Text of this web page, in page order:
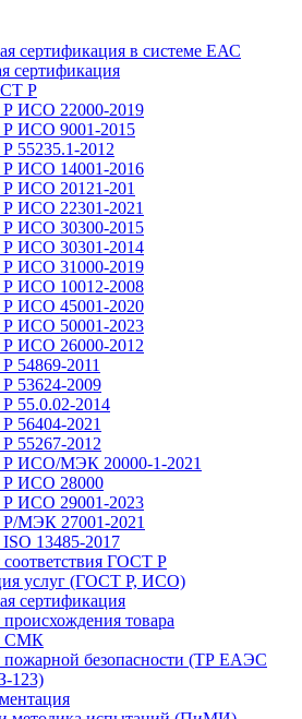
сертификация в системе ЕАС
сертификация
Р
ИСО 22000-2019
ИСО 9001-2015
55235.1-2012
ИСО 14001-2016
ИСО 20121-201
ИСО 22301-2021
ИСО 30300-2015
ИСО 30301-2014
ИСО 31000-2019
ИСО 10012-2008
ИСО 45001-2020
ИСО 50001-2023
ИСО 26000-2012
54869-2011
53624-2009
55.0.02-2014
56404-2021
55267-2012
ИСО/МЭК 20000-1-2021
ИСО 28000
ИСО 29001-2023
МЭК 27001-2021
13485-2017
ГОСТ Р
услуг (ГОСТ Р, ИСО)
сертификация
товара
СМК
пожарной безопасности (ТР ЕАЭС
123)